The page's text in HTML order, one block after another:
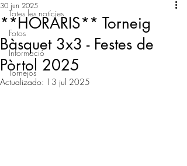
Totes les notícies
Fotos
Informació
Tornejos
**HORARIS** Torneig
Bàsquet 3x3 - Festes de
Pòrtol 2025
30 jun 2025
Actualizado: 13 jul 2025